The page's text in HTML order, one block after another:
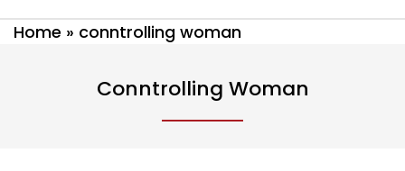
Home » conntrolling woman
Conntrolling Woman